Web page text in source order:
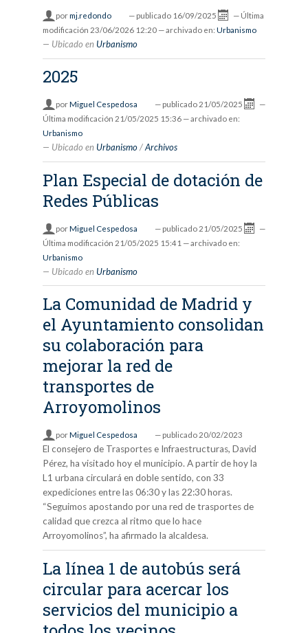
pormj.redondo — publicado 16/09/2025 — Última
modificación 23/06/2026 12:20 — archivado en: Urbanismo
Ubicado en Urbanismo
2025
porMiguel Cespedosa — publicado 21/05/2025
—
Última modificación 21/05/2025 15:36 — archivado en:
Urbanismo
Ubicado en Urbanismo /Archivos
Plan Especial de dotación de
Redes Públicas
porMiguel Cespedosa — publicado 21/05/2025
—
Última modificación 21/05/2025 15:41 — archivado en:
Urbanismo
Ubicado en Urbanismo
La Comunidad de Madrid y
el Ayuntamiento consolidan
su colaboración para
mejorar la red de
transportes de
Arroyomolinos
porMiguel Cespedosa — publicado 20/02/2023
El consejero de Trasportes e Infraestructuras, David
Pérez, ha visitado hoy el municipio. A partir de hoy la
L1 urbana circulará en doble sentido, con 33
expediciones entre las 06:30 y las 22:30 horas.
“Seguimos apostando por una red de trasportes de
calidad que crezca al ritmo que lo hace
Arroyomolinos”, ha afirmado la alcaldesa.
La línea 1 de autobús será
circular para acercar los
servicios del municipio a